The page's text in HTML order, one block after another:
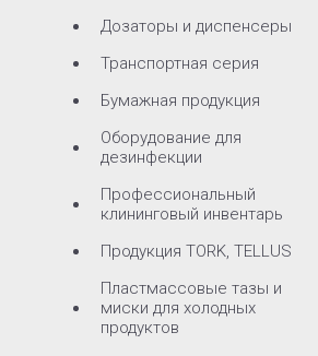
Дозаторы и диспенсеры
Транспортная серия
Бумажная продукция
Оборудование для
дезинфекции
Профессиональный
клининговый инвентарь
Продукция TORK, TELLUS
Пластмассовые тазы и
миски для холодных
продуктов